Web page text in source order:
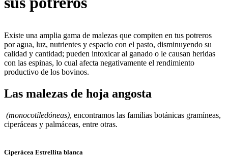
Existe una amplia gama de malezas que compiten en tus potreros
por agua, luz, nutrientes y espacio con el pasto, disminuyendo su
calidad y cantidad; pueden intoxicar al ganado o le causan heridas
con las espinas, lo cual afecta negativamente el rendimiento
productivo de los bovinos.
Las malezas de hoja angosta
(monocotiledóneas), encontramos las familias botánicas gramíneas,
ciperáceas y palmáceas, entre otras.
Ciperácea Estrellita blanca